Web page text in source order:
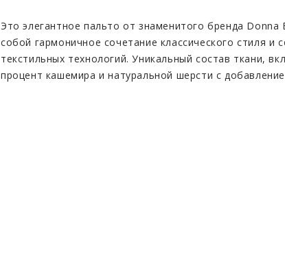
Это элегантное пальто от знаменитого бренда Donna
собой гармоничное сочетание классического стиля и
текстильных технологий. Уникальный состав ткани,
процент кашемира и натуральной шерсти с